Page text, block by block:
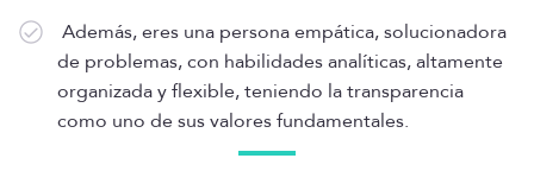
Además, eres una persona empática, solucionadora
de problemas, con habilidades analíticas, altamente
organizada y flexible, teniendo la transparencia
como uno de sus valores fundamentales.